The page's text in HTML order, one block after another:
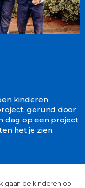
kinderen
gerund door
dag op een project
het je zien.
gaan de kinderen op